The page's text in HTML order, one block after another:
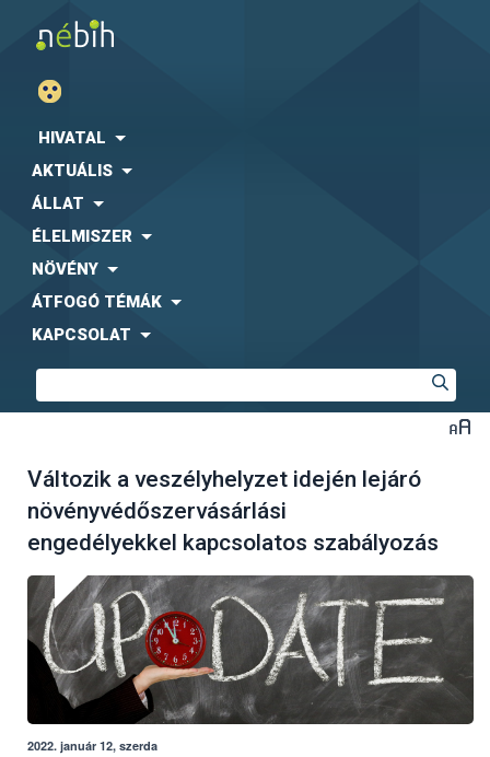
HIVATAL
AKTUÁLIS
ÁLLAT
ÉLELMISZER
NÖVÉNY
ÁTFOGÓ TÉMÁK
KAPCSOLAT
Változik a veszélyhelyzet idején lejáró
növényvédőszervásárlási
engedélyekkel kapcsolatos szabályozás
2022. január 12, szerda